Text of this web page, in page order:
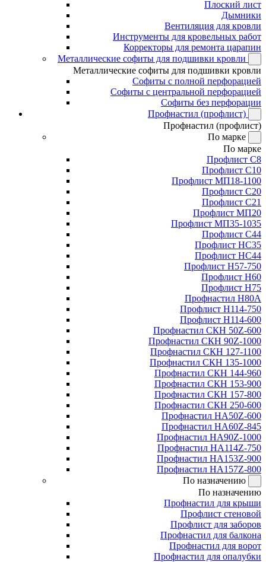
Плоский лист
Дымники
Вентиляция для кровли
Инструменты для кровельных работ
Корректоры для ремонта царапин
Металлические софиты для подшивки кровли
Металлические софиты для подшивки кровли
Софиты с полной перфорацией
Софиты с центральной перфорацией
Софиты без перфорации
Профнастил (профлист)
Профнастил (профлист)
По марке
По марке
Профлист С8
Профлист С10
Профлист МП18-1100
Профлист С20
Профлист С21
Профлист МП20
Профлист МП35-1035
Профлист С44
Профлист НС35
Профлист НС44
Профлист Н57-750
Профлист Н60
Профлист Н75
Профнастил Н80А
Профлист Н114-750
Профлист Н114-600
Профнастил СКН 50Z-600
Профнастил СКН 90Z-1000
Профнастил СКН 127-1100
Профнастил СКН 135-1000
Профнастил СКН 144-960
Профнастил СКН 153-900
Профнастил СКН 157-800
Профнастил СКН 250-600
Профнастил НА50Z-600
Профнастил НА60Z-845
Профнастил НА90Z-1000
Профнастил НА114Z-750
Профнастил НА153Z-900
Профнастил НА157Z-800
По назначению
По назначению
Профнастил для крыши
Профлист стеновой
Профлист для заборов
Профнастил для балкона
Профнастил для ворот
Профнастил для опалубки